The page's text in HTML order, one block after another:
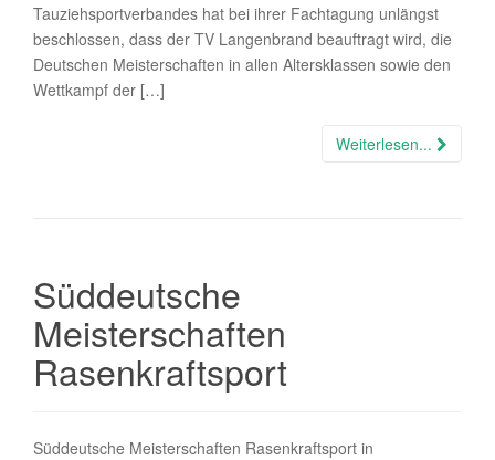
Tauziehsportverbandes hat bei ihrer Fachtagung unlängst
beschlossen, dass der TV Langenbrand beauftragt wird, die
Deutschen Meisterschaften in allen Altersklassen sowie den
Wettkampf der […]
Weiterlesen...
Süddeutsche
Meisterschaften
Rasenkraftsport
Süddeutsche Meisterschaften Rasenkraftsport in